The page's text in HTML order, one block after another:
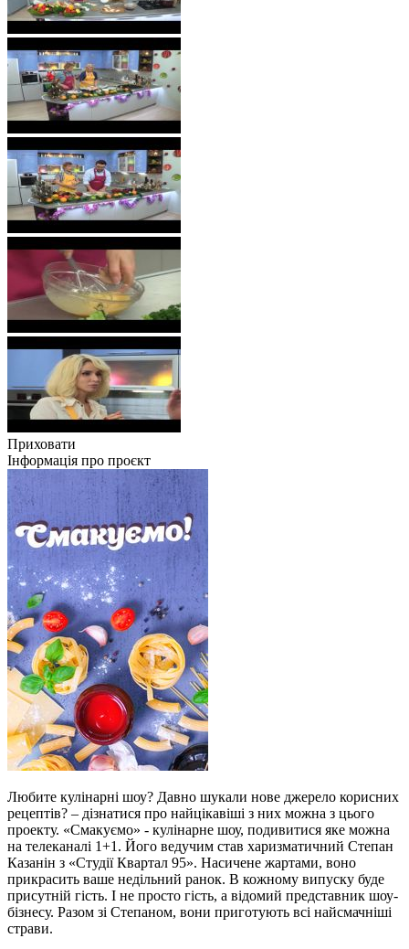
Приховати
Інформація про проєкт
Любите кулінарні шоу? Давно шукали нове джерело корисних
рецептів? – дізнатися про найцікавіші з них можна з цього
проекту. «Смакуємо» - кулінарне шоу, подивитися яке можна
на телеканалі 1+1. Його ведучим став харизматичний Степан
Казанін з «Студії Квартал 95». Насичене жартами, воно
прикрасить ваше недільний ранок. В кожному випуску буде
присутній гість. І не просто гість, а відомий представник шоу-
бізнесу. Разом зі Степаном, вони приготують всі найсмачніші
страви.